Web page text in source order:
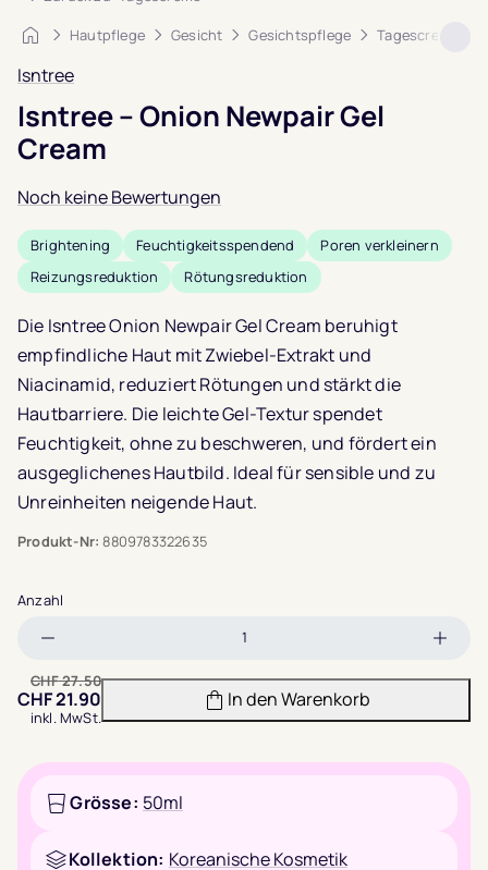
Startseite
Hautpflege Gesicht Gesichtspflege Tagescreme
Isntree
Isntree – Onion Newpair Gel
Cream
Noch keine Bewertungen
Brightening Feuchtigkeitsspendend
Poren verkleinern
Reizungsreduktion
Rötungsreduktion
Die Isntree Onion Newpair Gel Cream beruhigt
empfindliche Haut mit Zwiebel-Extrakt und
Niacinamid, reduziert Rötungen und stärkt die
Hautbarriere. Die leichte Gel-Textur spendet
Feuchtigkeit, ohne zu beschweren, und fördert ein
ausgeglichenes Hautbild. Ideal für sensible und zu
Unreinheiten neigende Haut.
Produkt-Nr: 8809783322635
Anzahl
verringern
CHF27.50
CHF21.90
inkl. MwSt.
In den Warenkorb
Grösse: 50ml
Kollektion: Koreanische Kosmetik